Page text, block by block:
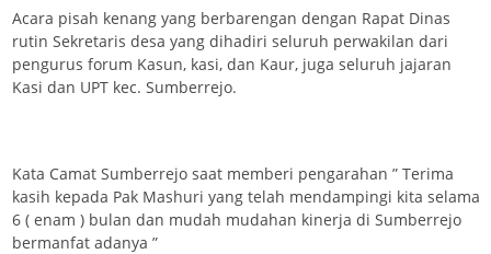
Acara pisah kenang yang berbarengan dengan Rapat Dinas
rutin Sekretaris desa yang dihadiri seluruh perwakilan dari
pengurus forum Kasun, kasi, dan Kaur, juga seluruh jajaran
Kasi dan UPT kec. Sumberrejo.
Kata Camat Sumberrejo saat memberi pengarahan ” Terima
kasih kepada Pak Mashuri yang telah mendampingi kita selama
6 ( enam ) bulan dan mudah mudahan kinerja di Sumberrejo
bermanfat adanya ”